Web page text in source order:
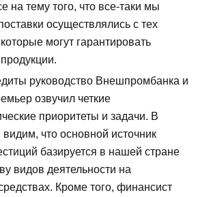
на тему того, что все-таки мы
осуществлялись с тех
могут гарантировать
руководство Внешпромбанка и
озвучил четкие
приоритеты и задачи. В
что основной источник
базируется в нашей стране
видов деятельности на
Кроме того, финансист